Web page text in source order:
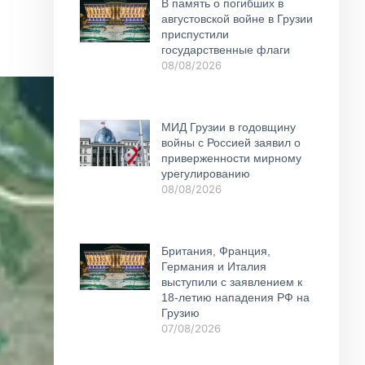
В память о погибших в
августовской войне в Грузии
приспустили
государственные флаги
08/08/2026
МИД Грузии в годовщину
войны с Россией заявил о
приверженности мирному
урегулированию
08/08/2026
Британия, Франция,
Германия и Италия
выступили с заявлением к
18-летию нападения РФ на
Грузию
07/08/2026